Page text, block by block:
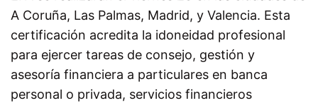
A Coruña, Las Palmas, Madrid, y Valencia. Esta
certificación acredita la idoneidad profesional
para ejercer tareas de consejo, gestión y
asesoría financiera a particulares en banca
personal o privada, servicios financieros